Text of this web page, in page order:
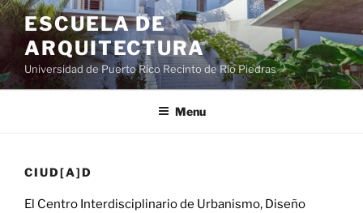
ESCUELA DE
ARQUITECTURA
Universidad de Puerto Rico Recinto de Río Piedras
Menu
CIUD[A]D
El Centro Interdisciplinario de Urbanismo, Diseño